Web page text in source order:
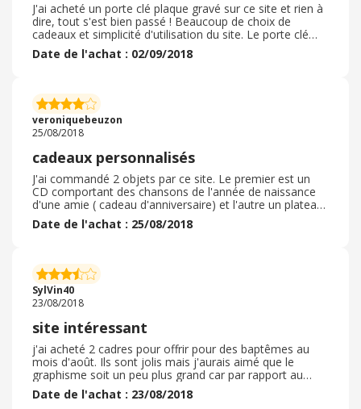
J'ai acheté un porte clé plaque gravé sur ce site et rien à
dire, tout s'est bien passé ! Beaucoup de choix de
cadeaux et simplicité d'utilisation du site. Le porte clé
reçu était de qualité et la gravure issue d'une photo était
réussie! Bref, je pense que je retournerai sur ce site pour
eu un bug au niveau des options du porte clés. J'ai
appelé le support ( très sympa et dispo) qui m'a conseillé
d'essayer d'accéder directement au site sans passer par
ebuyclub. Elle m'a également donné un code de
réduction. Au final, ça a fonctionné et j'ai eu la réduction
avec le code donné par le support et le cashback a aussi
été validé!
Date de l'achat : 02/09/2018
veroniquebeuzon
25/08/2018
cadeaux personnalisés
J'ai commandé 2 objets par ce site. Le premier est un
CD comportant des chansons de l'année de naissance
d'une amie ( cadeau d'anniversaire) et l'autre un plateau
à fromage où lon peut faire graver quelques mentions (
en vue d'un cadeau également) . Commande passée
livraison a été très rapide, en 2 fois, chacun des objets
faisant l'objet d'un envoi propre. Les articles ont été
livrés très bien emballés et étaient conforme à ce que
j'attendais. Donc, pas de retour à gérer.
Date de l'achat : 25/08/2018
SylVin40
23/08/2018
site intéressant
j'ai acheté 2 cadres pour offrir pour des baptêmes au
mois d'août. Ils sont jolis mais j'aurais aimé que le
graphisme soit un peu plus grand car par rapport au
cadre il fait un peu ridicule on voit pas trop l'inscription
alors que l'emplacement de la photo est grand. Mais
Date de l'achat : 23/08/2018